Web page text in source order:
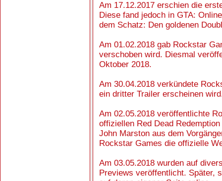
Am 17.12.2017 erschien die
Diese fand jedoch in GTA:
dem Schatz: Den goldenen
Am 01.02.2018 gab Rockstar
verschoben wird. Diesmal
Oktober 2018.
Am 30.04.2018 verkündete
ein dritter Trailer erscheinen
Am 02.05.2018 veröffentlichte
offiziellen Red Dead
John Marston aus dem
Rockstar Games die offizielle
Am 03.05.2018 wurden auf
Previews veröffentlicht. Später,